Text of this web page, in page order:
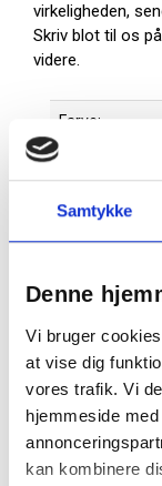
Samtykke
Denne
Vi bruger
at vise dig
vores trafik. Vi
hjemmeside
kan kombinere
virkeligheden,
Skriv blot til os på
videre.
Farve:
Producent:
Den bliver
Derfor kan
snart vi har
både for
At
på fabrikken
skal
hverdage